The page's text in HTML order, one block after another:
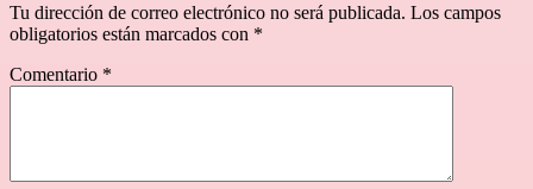
Tu dirección de correo electrónico no será publicada. Los campos
obligatorios están marcados con *
Comentario *